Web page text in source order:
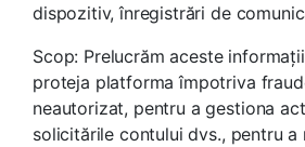
dispozitiv, înregistrări de
Scop: Prelucrăm aceste
proteja platforma împotriva
neautorizat, pentru a gestiona
solicitările contului dvs., pentru a